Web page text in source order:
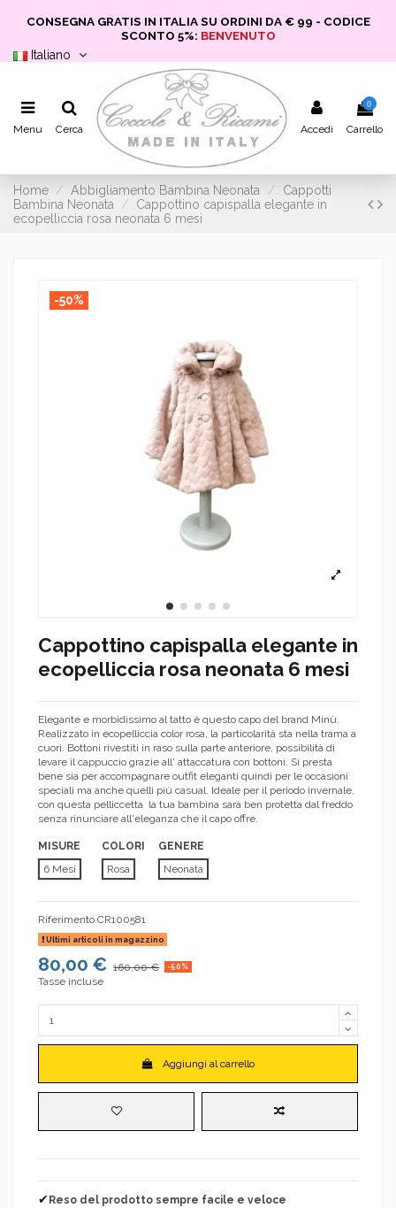
CONSEGNA GRATIS IN ITALIA SU ORDINI DA € 99 - CODICE
SCONTO 5%: BENVENUTO
Italiano
Menu Cerca Accedi
0
Carrello
Home Abbigliamento Bambina Neonata
Cappotti
Bambina Neonata
Cappottino capispalla elegante in
ecopelliccia rosa neonata 6 mesi
-50%
Cappottino capispalla elegante in
ecopelliccia rosa neonata 6 mesi
Elegante e morbidissimo al tatto è questo capo del brand Minù.
Realizzato in ecopelliccia color rosa, la particolarità sta nella trama a
cuori. Bottoni rivestiti in raso sulla parte anteriore, possibilità di
levare il cappuccio grazie all' attaccatura con bottoni. Si presta
bene sia per accompagnare outfit eleganti quindi per le occasioni
speciali ma anche quelli più casual. Ideale per il periodo invernale,
con questa pelliccetta la tua bambina sarà ben protetta dal freddo
senza rinunciare all'eleganza che il capo offre.
MISURE
6 Mesi
COLORI
Rosa
GENERE
Neonata
Riferimento CR100581
Ultimi articoli in magazzino
80,00 € 160,00 € -50%
Tasse incluse
Aggiungi al carrello
✔ Reso del prodotto sempre facile e veloce